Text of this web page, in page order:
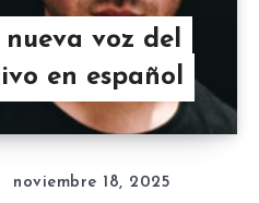
voz del
en español
noviembre 18, 2025